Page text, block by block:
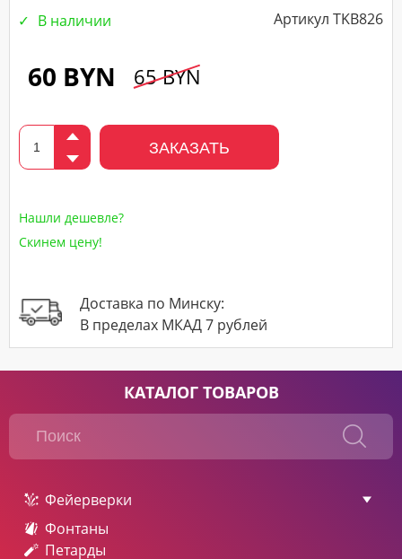
В наличии Артикул TKB826
60 BYN 65 BYN
ЗАКАЗАТЬ
Нашли дешевле?
Скинем цену!
Доставка по Минску:
В пределах МКАД 7 рублей
КАТАЛОГ ТОВАРОВ
Фейерверки
Фонтаны
Петарды